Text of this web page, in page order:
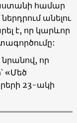
համար
անելու
է, որ կարևոր
որ
«Մեծ
23-ակի